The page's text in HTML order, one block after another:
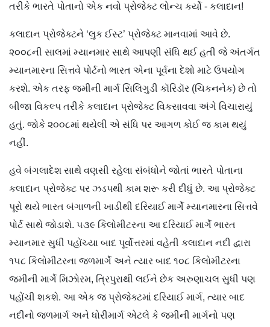
તરીકે ભારતે પોતાનો એક નવો પ્રોજેક્ટ લોન્ચ કર્યો - કલાદાન!
કલાદાન પ્રોજેક્ટને ‘લુક ઈસ્ટ’ પ્રોજેક્ટ માનવામાં આવે છે.
૨૦૦૮ની સાલમાં મ્યાનમાર સાથે આપણી સંધિ થઈ હતી જે અંતર્ગત
મ્યાનમારના સિત્તવે પોર્ટનો ભારત એના પૂર્વના દેશો માટે ઉપયોગ
કરશે. એક તરફ જમીની માર્ગ સિલિગુડી કૉરિડૉર (ચિકનનેક) છે તો
બીજા વિકલ્પ તરીકે કલાદાન પ્રોજેક્ટ વિકસાવવા અંગે વિચારાયું
હતું. જોકે ૨૦૦૮માં થયેલી એ સંધિ પર આગળ કોઈ જ કામ થયું
નહીં.
હવે બંગલાદેશ સાથે વણસી રહેલા સંબંધોને જોતાં ભારતે પોતાના
કલાદાન પ્રોજેક્ટ પર ઝડપથી કામ શરૂ કરી દીધું છે. આ પ્રોજેક્ટ
પૂરો થયે ભારત બંગાળની ખાડીથી દરિયાઈ માર્ગે મ્યાનમારના સિત્તવે
પોર્ટ સાથે જોડાશે. ૫૩૯ કિલોમીટરના આ દરિયાઈ માર્ગે ભારત
મ્યાનમાર સુધી પહોંચ્યા બાદ પૂર્વોત્તરમાં વહેતી કલાદાન નદી દ્વારા
૧૫૮ કિલોમીટરના જળમાર્ગે અને ત્યાર બાદ ૧૦૮ કિલોમીટરના
જમીની માર્ગે મિઝોરમ, ત્રિપુરાથી લઈને છેક અરુણાચલ સુધી પણ
પહોંચી શકશે. આ એક જ પ્રોજેક્ટમાં દરિયાઈ માર્ગ, ત્યાર બાદ
નદીનો જળમાર્ગ અને ધોરીમાર્ગ એટલે કે જમીની માર્ગનો પણ